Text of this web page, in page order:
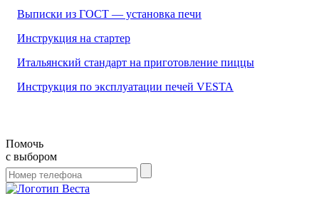
Выписки из ГОСТ — установка печи
Инструкция на стартер
Итальянский стандарт на приготовление пиццы
Инструкция по эксплуатации печей VESTA
Помочь
с выбором